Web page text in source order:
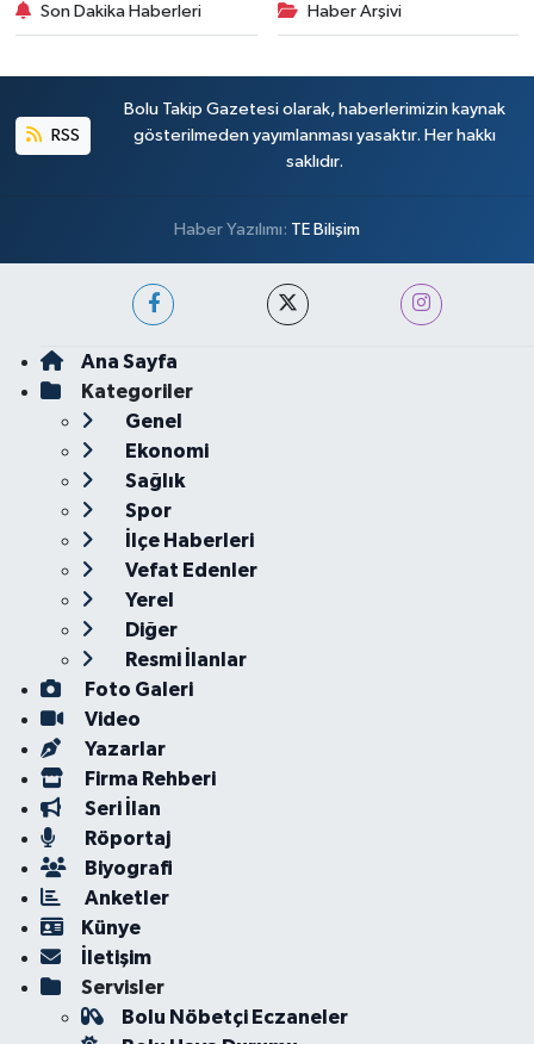
Son Dakika Haberleri Haber Arşivi
RSS
Bolu Takip Gazetesi olarak, haberlerimizin kaynak
gösterilmeden yayımlanması yasaktır. Her hakkı
saklıdır.
Haber Yazılımı: TE Bilişim
Ana Sayfa
Kategoriler
Genel
Ekonomi
Sağlık
Spor
İlçe Haberleri
Vefat Edenler
Yerel
Diğer
Resmi İlanlar
Foto Galeri
Video
Yazarlar
Firma Rehberi
Seri İlan
Röportaj
Biyografi
Anketler
Künye
İletişim
Servisler
Bolu Nöbetçi Eczaneler